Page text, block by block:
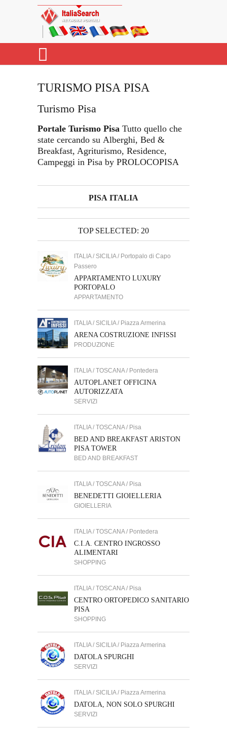
TURISMO PISA PISA
Turismo Pisa
Portale Turismo Pisa Tutto quello che
state cercando su Alberghi, Bed &
Breakfast, Agriturismo, Residence,
Campeggi in Pisa by PROLOCOPISA
PISA ITALIA
TOP SELECTED: 20
ITALIA / SICILIA / Portopalo di Capo
Passero
APPARTAMENTO LUXURY
PORTOPALO
APPARTAMENTO
ITALIA / SICILIA / Piazza Armerina
ARENA COSTRUZIONE INFISSI
PRODUZIONE
ITALIA / TOSCANA / Pontedera
AUTOPLANET OFFICINA
AUTORIZZATA
SERVIZI
ITALIA / TOSCANA / Pisa
BED AND BREAKFAST ARISTON
PISA TOWER
BED AND BREAKFAST
ITALIA / TOSCANA / Pisa
BENEDETTI GIOIELLERIA
GIOIELLERIA
ITALIA / TOSCANA / Pontedera
C.I.A. CENTRO INGROSSO
ALIMENTARI
SHOPPING
ITALIA / TOSCANA / Pisa
CENTRO ORTOPEDICO SANITARIO
PISA
SHOPPING
ITALIA / SICILIA / Piazza Armerina
DATOLA SPURGHI
SERVIZI
ITALIA / SICILIA / Piazza Armerina
DATOLA, NON SOLO SPURGHI
SERVIZI